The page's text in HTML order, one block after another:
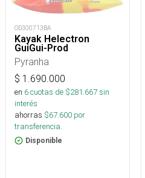
OD300713BA
Kayak Helectron
GuiGui-Prod
Pyranha
$ 1.690.000
en 6cuotas de $281.667sin
interés
ahorras $67.600 por
transferencia.
Disponible